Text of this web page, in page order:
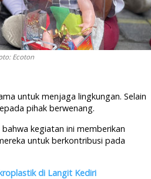
Ecoton
untuk menjaga lingkungan. Selain
pihak berwenang.
kegiatan ini memberikan
untuk berkontribusi pada
di Langit Kediri